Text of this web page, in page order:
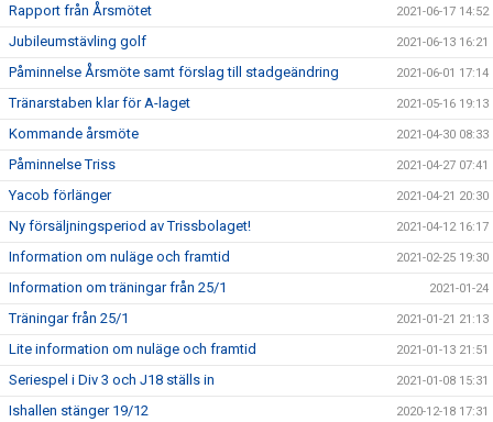
Rapport från Årsmötet 2021-06-17 14:52
Jubileumstävling golf 2021-06-13 16:21
Påminnelse Årsmöte samt förslag till stadgeändring 2021-06-01 17:14
Tränarstaben klar för A-laget 2021-05-16 19:13
Kommande årsmöte 2021-04-30 08:33
Påminnelse Triss 2021-04-27 07:41
Yacob förlänger 2021-04-21 20:30
Ny försäljningsperiod av Trissbolaget! 2021-04-12 16:17
Information om nuläge och framtid 2021-02-25 19:30
Information om träningar från 25/1 2021-01-24
Träningar från 25/1 2021-01-21 21:13
Lite information om nuläge och framtid 2021-01-13 21:51
Seriespel i Div 3 och J18 ställs in 2021-01-08 15:31
Ishallen stänger 19/12 2020-12-18 17:31